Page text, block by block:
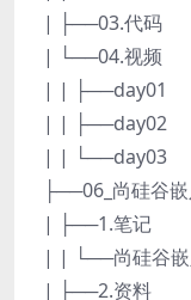
| ├──03.代码
| └──04.视频
| | ├──day01
| | ├──day02
| | └──day03
├──06_尚硅谷
| ├──1.笔记
| | └──尚硅谷嵌
| ├──2.资料